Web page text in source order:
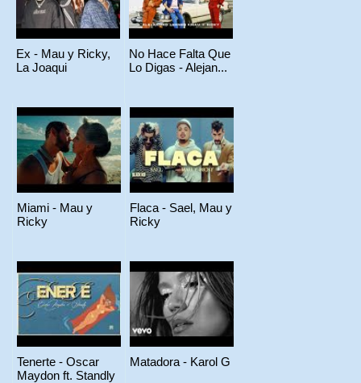
Ex - Mau y Ricky,
La Joaqui
No Hace Falta Que
Lo Digas - Alejan...
Miami - Mau y
Ricky
Flaca - Sael, Mau y
Ricky
Tenerte - Oscar
Maydon ft. Standly
Matadora - Karol G